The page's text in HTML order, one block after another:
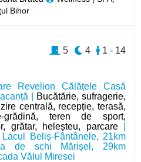
Bihor
Revelion Călățele Casă
|
Bucătărie, sufragerie,
centrală, recepție, terasă,
grădină, teren de sport,
grătar, heleșteu, parcare|
Lacul Beliș-Fântânele, 21km
de schi Mărișel, 29km
Vălul Miresei
1 - 14
4
5